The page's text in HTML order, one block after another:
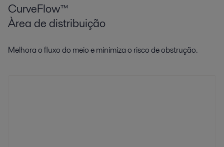
CurveFlow™
Àrea de distribuição
Melhora o fluxo do meio e minimiza o risco de obstrução.